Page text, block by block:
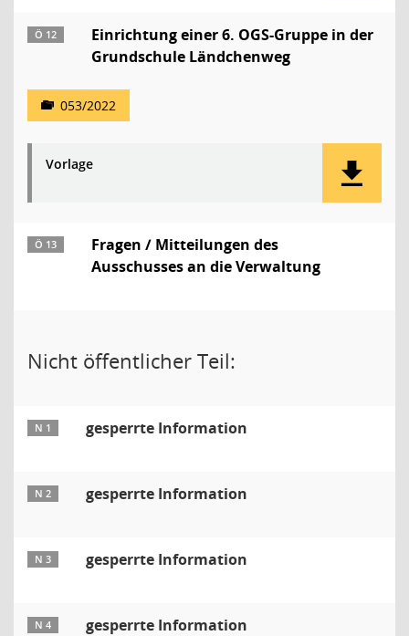
Ö 12
Einrichtung einer 6. OGS-Gruppe in der
Grundschule Ländchenweg
053/2022
Vorlage
Ö 13
Fragen / Mitteilungen des
Ausschusses an die Verwaltung
Nicht öffentlicher Teil:
N 1 gesperrte Information
N 2 gesperrte Information
N 3 gesperrte Information
N 4 gesperrte Information